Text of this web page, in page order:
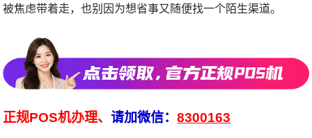
被焦虑带着走，也别因为想省事又随便找一个陌生渠道。
正规POS机办理、请加微信：8300163